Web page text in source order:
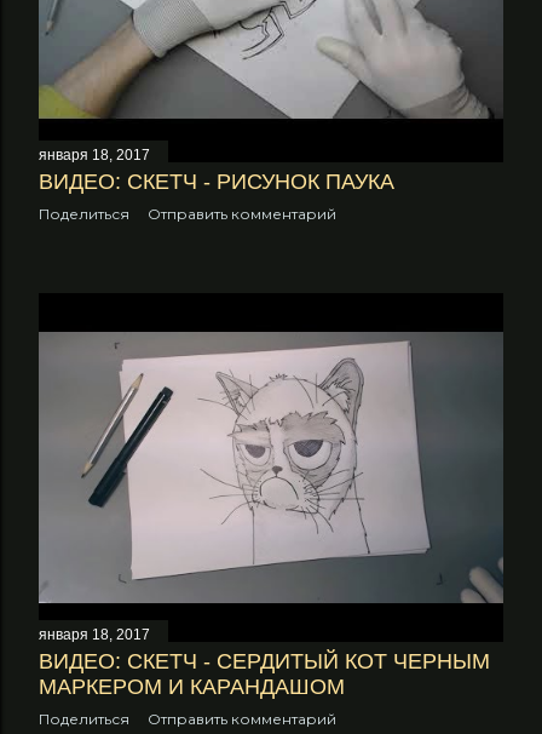
января 18, 2017
ВИДЕО: СКЕТЧ - РИСУНОК ПАУКА
Поделиться Отправить комментарий
января 18, 2017
ВИДЕО: СКЕТЧ - СЕРДИТЫЙ КОТ ЧЕРНЫМ
МАРКЕРОМ И КАРАНДАШОМ
Поделиться Отправить комментарий